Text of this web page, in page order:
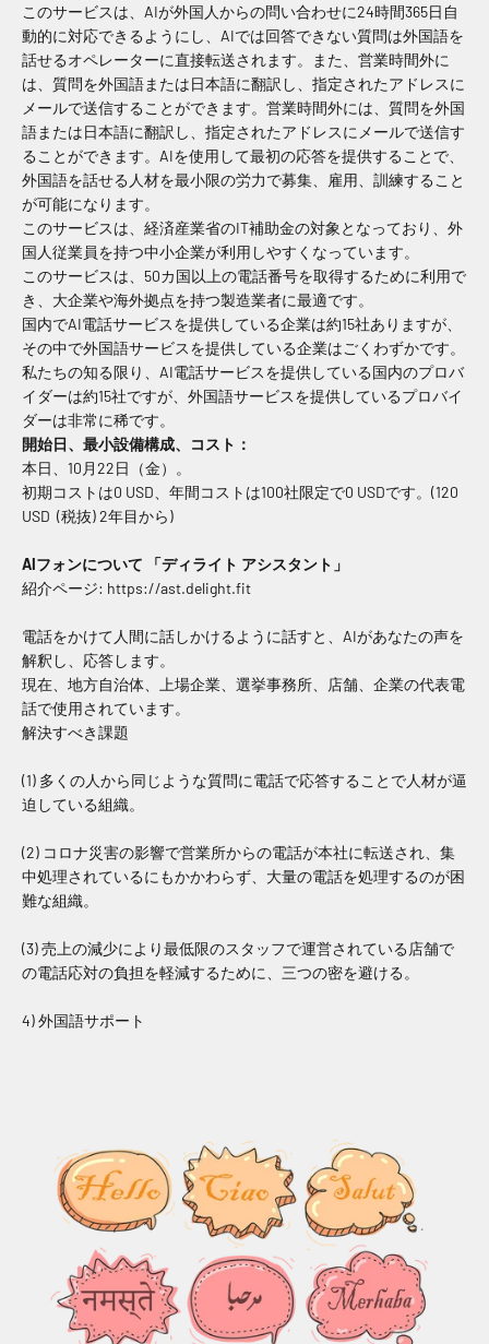
このサービスは、AIが外国人からの問い合わせに24時間365日自
動的に対応できるようにし、AIでは回答できない質問は外国語を
話せるオペレーターに直接転送されます。また、営業時間外に
は、質問を外国語または日本語に翻訳し、指定されたアドレスに
メールで送信することができます。営業時間外には、質問を外国
語または日本語に翻訳し、指定されたアドレスにメールで送信す
ることができます。AIを使用して最初の応答を提供することで、
外国語を話せる人材を最小限の労力で募集、雇用、訓練すること
が可能になります。
このサービスは、経済産業省のIT補助金の対象となっており、外
国人従業員を持つ中小企業が利用しやすくなっています。
このサービスは、50カ国以上の電話番号を取得するために利用で
き、大企業や海外拠点を持つ製造業者に最適です。
国内でAI電話サービスを提供している企業は約15社ありますが、
その中で外国語サービスを提供している企業はごくわずかです。
私たちの知る限り、AI電話サービスを提供している国内のプロバ
イダーは約15社ですが、外国語サービスを提供しているプロバイ
ダーは非常に稀です。
開始日、最小設備構成、コスト：
本日、10月22日（金）。
初期コストは0 USD、年間コストは100社限定で0 USDです。(120
USD (税抜) 2年目から)
AIフォンについて 「ディライト アシスタント」
紹介ページ: https://ast.delight.fit
電話をかけて人間に話しかけるように話すと、AIがあなたの声を
解釈し、応答します。
現在、地方自治体、上場企業、選挙事務所、店舗、企業の代表電
話で使用されています。
解決すべき課題
(1) 多くの人から同じような質問に電話で応答することで人材が逼
迫している組織。
(2) コロナ災害の影響で営業所からの電話が本社に転送され、集
中処理されているにもかかわらず、大量の電話を処理するのが困
難な組織。
(3) 売上の減少により最低限のスタッフで運営されている店舗で
の電話応対の負担を軽減するために、三つの密を避ける。
4) 外国語サポート